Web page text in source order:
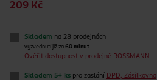
209 Kč
Skladem na 28 prodejnách
vyzvednutí již za 60 minut
Ověřit dostupnost v prodejně ROSSMANN
Skladem 5+ ks pro zaslání DPD, Zásilkovna